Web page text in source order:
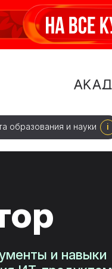
и навыки
образования и науки i